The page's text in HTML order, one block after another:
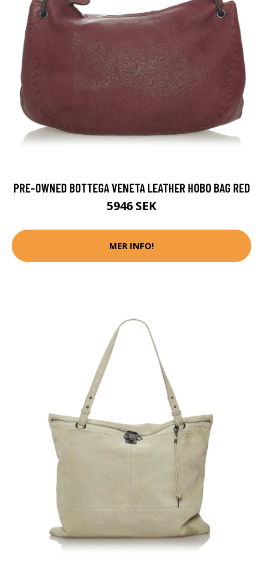
PRE-OWNED BOTTEGA VENETA LEATHER HOBO BAG RED
5946 SEK
MER INFO!